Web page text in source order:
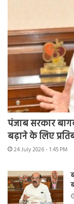
पंजाब सरकार
बढ़ाने के लिए
24 July 2026 - 1:45 PM